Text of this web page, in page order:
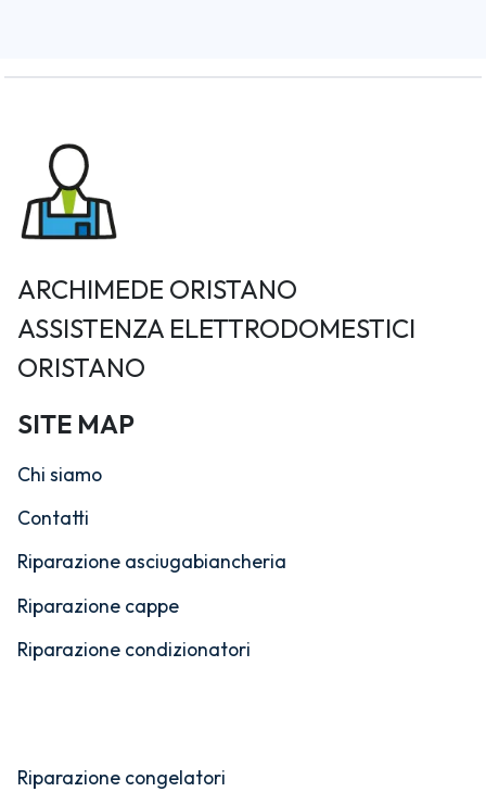
ARCHIMEDE ORISTANO
ASSISTENZA ELETTRODOMESTICI
ORISTANO
SITE MAP
Chi siamo
Contatti
Riparazione asciugabiancheria
Riparazione cappe
Riparazione condizionatori
Riparazione congelatori